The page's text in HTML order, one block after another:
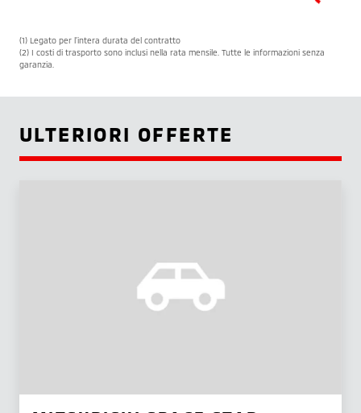
(1) Legato per l’intera durata del contratto
(2) I costi di trasporto sono inclusi nella rata mensile. Tutte le informazioni senza
garanzia.
ULTERIORI OFFERTE